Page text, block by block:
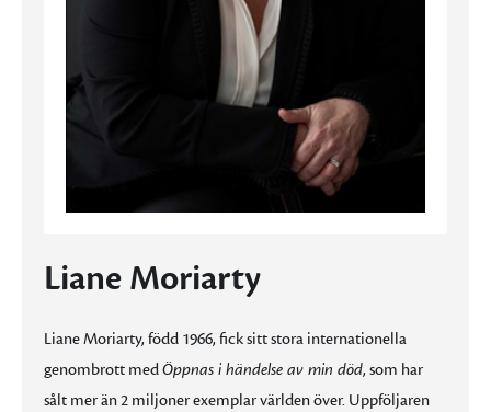
Liane Moriarty
Liane Moriarty, född 1966, fick sitt stora internationella
genombrott medÖppnas i händelse av min död, som har
sålt mer än 2 miljoner exemplar världen över. Uppföljaren